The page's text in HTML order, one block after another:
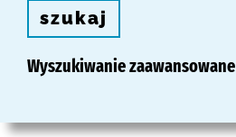
szukaj
Wyszukiwanie zaawansowane